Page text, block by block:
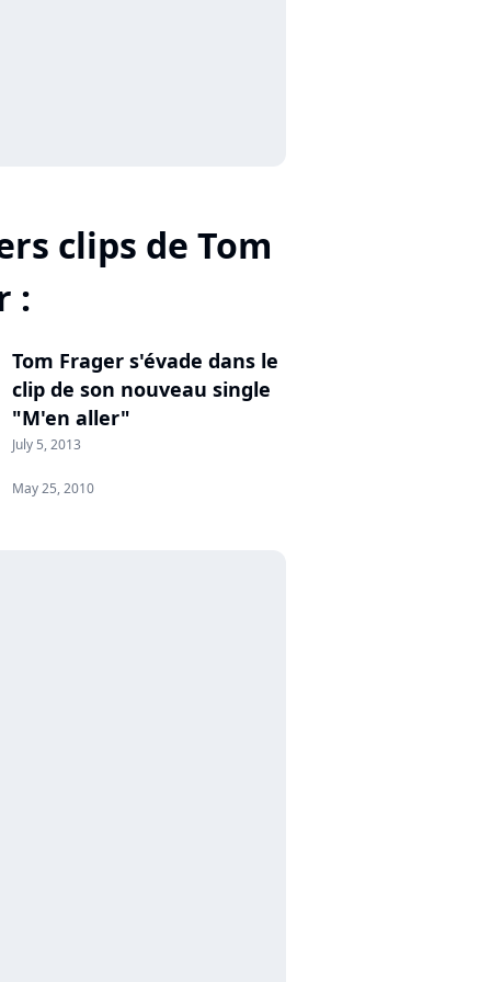
clips de Tom
:
Tom Frager s'évade dans le
clip de son nouveau single
"M'en aller"
July 5, 2013
May 25, 2010